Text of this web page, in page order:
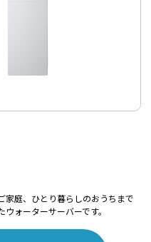
家庭、ひとり暮らしのおうちまで
ォーターサーバーです。